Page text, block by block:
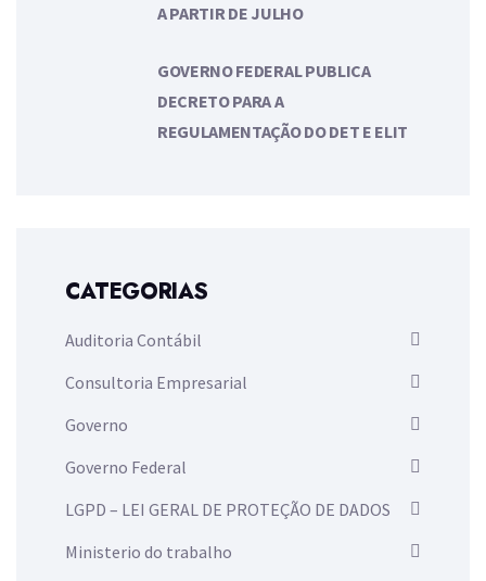
A PARTIR DE JULHO
GOVERNO FEDERAL PUBLICA
DECRETO PARA A
REGULAMENTAÇÃO DO DET E ELIT
CATEGORIAS
Auditoria Contábil
Consultoria Empresarial
Governo
Governo Federal
LGPD – LEI GERAL DE PROTEÇÃO DE DADOS
Ministerio do trabalho